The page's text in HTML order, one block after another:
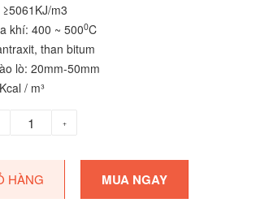
m3
khí: 400 ~ 5000C
than bitum
lò: 20mm-50mm
/ m³
HÀNG MUA NGAY